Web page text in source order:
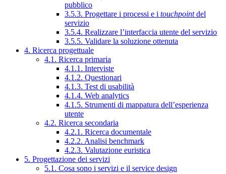
pubblico
3.5.3. Progettare i processi e i touchpointdel
servizio
3.5.4. Realizzare l’interfaccia utente del servizio
3.5.5. Validare la soluzione ottenuta
4. Ricerca progettuale
4.1. Ricerca primaria
4.1.1. Interviste
4.1.2. Questionari
4.1.3. Test di usabilità
4.1.4. Web analytics
4.1.5. Strumenti di mappatura dell’esperienza
utente
4.2. Ricerca secondaria
4.2.1. Ricerca documentale
4.2.2. Analisi benchmark
4.2.3. Valutazione euristica
5. Progettazione dei servizi
5.1. Cosa sono i servizi e il service design